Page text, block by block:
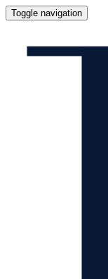
Toggle navigation